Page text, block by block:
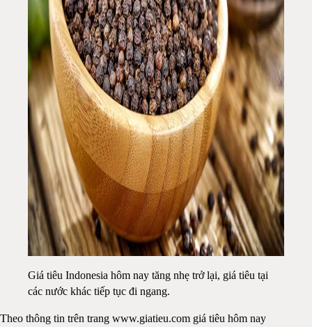
Giá tiêu Indonesia hôm nay tăng nhẹ trở lại, giá tiêu tại
các nước khác tiếp tục đi ngang.
Theo thông tin trên trang www.giatieu.com giá tiêu hôm nay